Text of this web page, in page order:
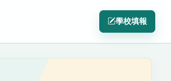
學校填報